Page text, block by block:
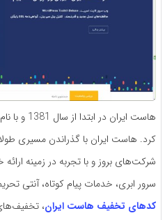
هاست
کرد. هاست ایران با گذراندن مسیری
شرکت‌های بروز و با تجربه در زمینه
سرور ابری، خدمات پیام کوتاه، آنتی
کدهای تخفیف هاست ایران،